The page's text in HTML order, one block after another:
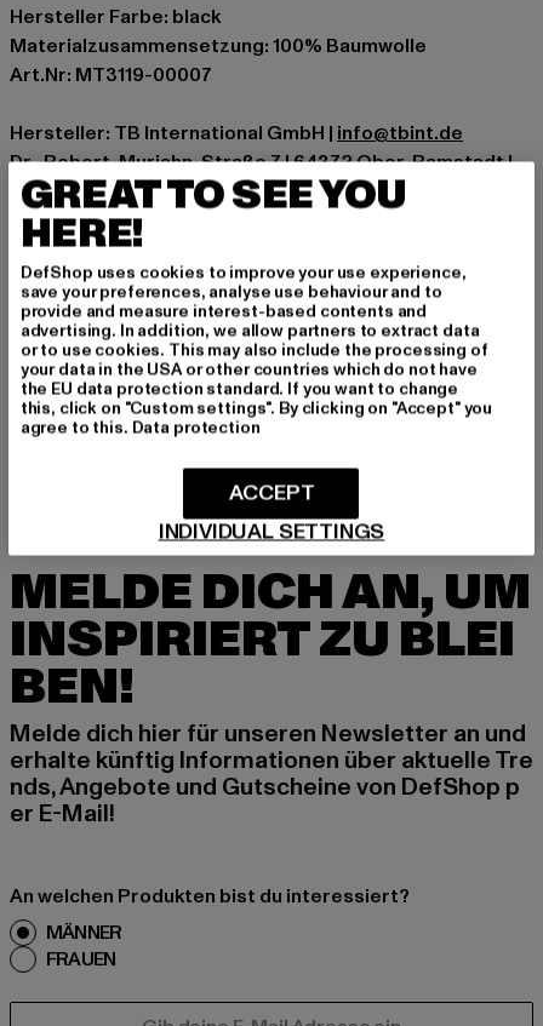
Hersteller Farbe: black
Materialzusammensetzung: 100% Baumwolle
Art.Nr: MT3119-00007
Hersteller: TB International GmbH | info@tbint.de
Dr.-Robert-Murjahn-Straße 7 | 64372 Ober-Ramstadt |
DE
GRÖSSE & PASSFORM
PFLEGEHINWEISE
LIEFERUNG & RÜCKGABE
MELDE DICH AN, UM
INSPIRIERT ZU BLEI
BEN!
Melde dich hier für unseren Newsletter an und
erhalte künftig Informationen über aktuelle Tre
nds, Angebote und Gutscheine von DefShop p
er E-Mail!
An welchen Produkten bist du interessiert?
MÄNNER
FRAUEN
GREAT TO SEE YOU
HERE!
DefShop uses cookies to improve your use experience,
save your preferences, analyse use behaviour and to
provide and measure interest-based contents and
advertising. In addition, we allow partners to extract data
or to use cookies. This may also include the processing of
your data in the USA or other countries which do not have
the EU data protection standard. If you want to change
this, click on "Custom settings". By clicking on "Accept" you
agree to this. Data protection
INDIVIDUAL SETTINGS
ACCEPT